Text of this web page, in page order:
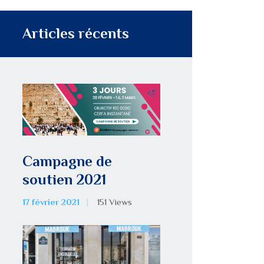
Articles récents
Campagne de
soutien 2021
17 février 2021 151 Views